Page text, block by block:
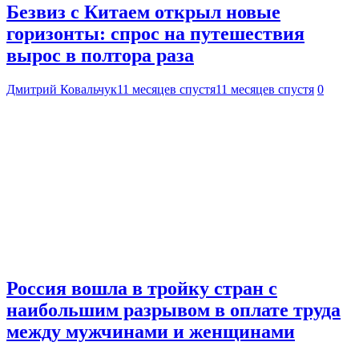
Безвиз с Китаем открыл новые
горизонты: спрос на путешествия
вырос в полтора раза
Дмитрий Ковальчук11 месяцев спустя11 месяцев спустя 0
Россия вошла в тройку стран с
наибольшим разрывом в оплате труда
между мужчинами и женщинами